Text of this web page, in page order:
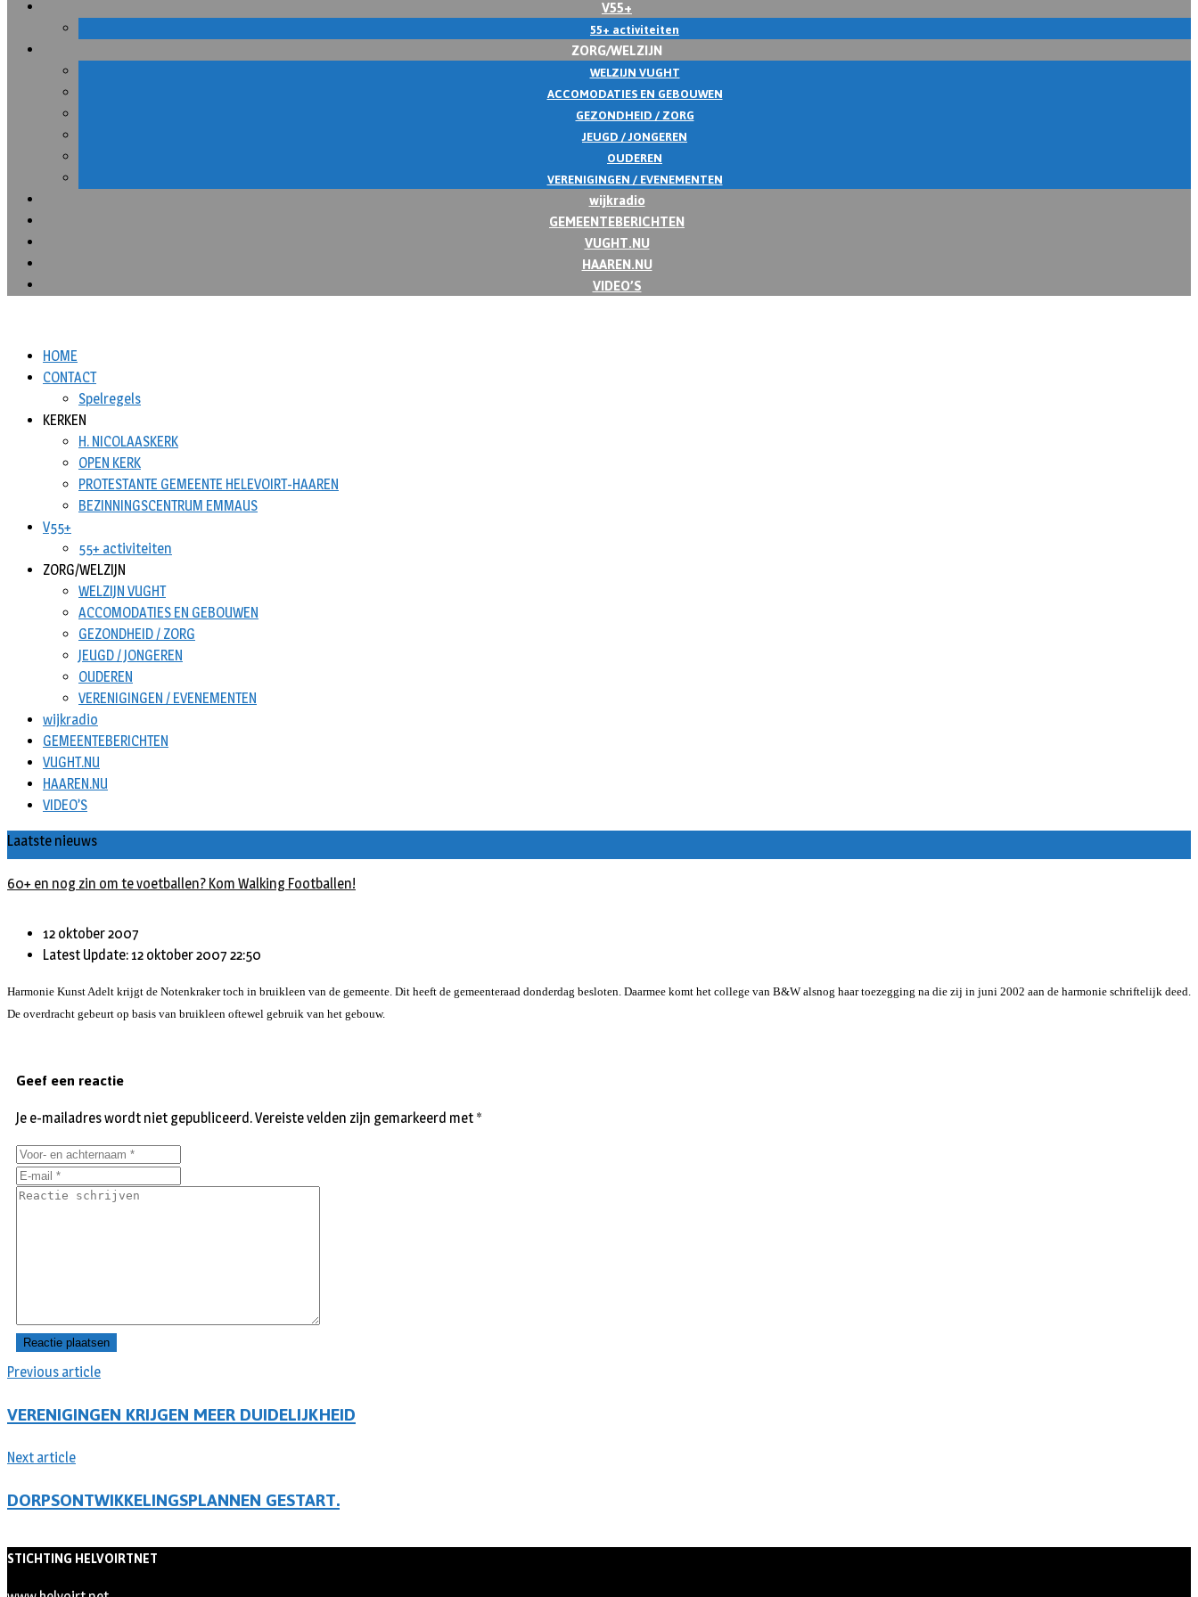
V55+
55+ activiteiten
ZORG/WELZIJN
WELZIJN VUGHT
ACCOMODATIES EN GEBOUWEN
GEZONDHEID / ZORG
JEUGD / JONGEREN
OUDEREN
VERENIGINGEN / EVENEMENTEN
wijkradio
GEMEENTEBERICHTEN
VUGHT.NU
HAAREN.NU
VIDEO’S
HOME
CONTACT
Spelregels
KERKEN
H. NICOLAASKERK
OPEN KERK
PROTESTANTE GEMEENTE HELEVOIRT-HAAREN
BEZINNINGSCENTRUM EMMAUS
V55+
55+ activiteiten
ZORG/WELZIJN
WELZIJN VUGHT
ACCOMODATIES EN GEBOUWEN
GEZONDHEID / ZORG
JEUGD / JONGEREN
OUDEREN
VERENIGINGEN / EVENEMENTEN
wijkradio
GEMEENTEBERICHTEN
VUGHT.NU
HAAREN.NU
VIDEO’S
Laatste nieuws
60+ en nog zin om te voetballen? Kom Walking Footballen!
12 oktober 2007
Latest Update: 12 oktober 2007 22:50
Harmonie Kunst Adelt krijgt de Notenkraker toch in bruikleen van de gemeente. Dit heeft de gemeenteraad donderdag besloten. Daarmee komt het college van B&W alsnog haar toezegging na die zij in juni 2002 aan de harmonie schriftelijk deed.
De overdracht gebeurt op basis van bruikleen oftewel gebruik van het gebouw.
Previous article
VERENIGINGEN KRIJGEN MEER DUIDELIJKHEID
Next article
DORPSONTWIKKELINGSPLANNEN GESTART.
Geef een reactie
Je e-mailadres wordt niet gepubliceerd.Vereiste velden zijn gemarkeerd met *
STICHTING HELVOIRTNET